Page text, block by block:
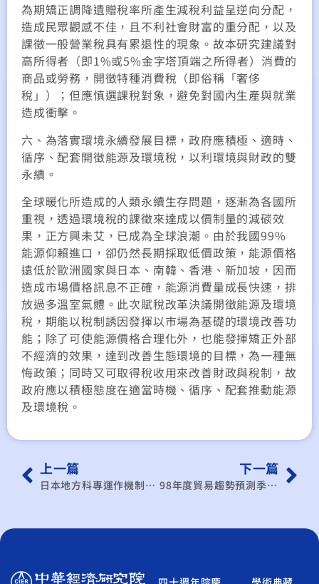
為期矯正調降遺贈稅率所產生減稅利益呈逆向分配，
造成民眾觀感不佳，且不利社會財富的重分配，以及
課徵一般營業稅具有累退性的現象。故本研究建議對
高所得者（即1%或5%金字塔頂端之所得者）消費的
商品或勞務，開徵特種消費稅（即俗稱「奢侈
稅」）；但應慎選課稅對象，避免對國內生產與就業
造成衝擊。
六、為落實環境永續發展目標，政府應積極、適時、
循序、配套開徵能源及環境稅，以利環境與財政的雙
永續。
全球暖化所造成的人類永續生存問題，逐漸為各國所
重視，透過環境稅的課徵來達成以價制量的減碳效
果，正方興未艾，已成為全球浪潮。由於我國99%
能源仰賴進口，卻仍然長期採取低價政策，能源價格
遠低於歐洲國家與日本、南韓、香港、新加坡，因而
造成市場價格訊息不正確，能源消費量成長快速，排
放過多溫室氣體。此次賦稅改革決議開徵能源及環境
稅，期能以稅制誘因發揮以市場為基礎的環境改善功
能；除了可使能源價格合理化外，也能發揮矯正外部
不經濟的效果，達到改善生態環境的目標，為一種無
悔政策；同時又可取得稅收用來改善財政與稅制，故
政府應以積極態度在適當時機、循序、配套推動能源
及環境稅。
上一篇
日本地方科專運作機制之研究
下一篇
98年度貿易趨勢預測季刊之編撰─台灣總體貿易季模型之應用：中華民國臺灣地區貿易趨勢預測第50期